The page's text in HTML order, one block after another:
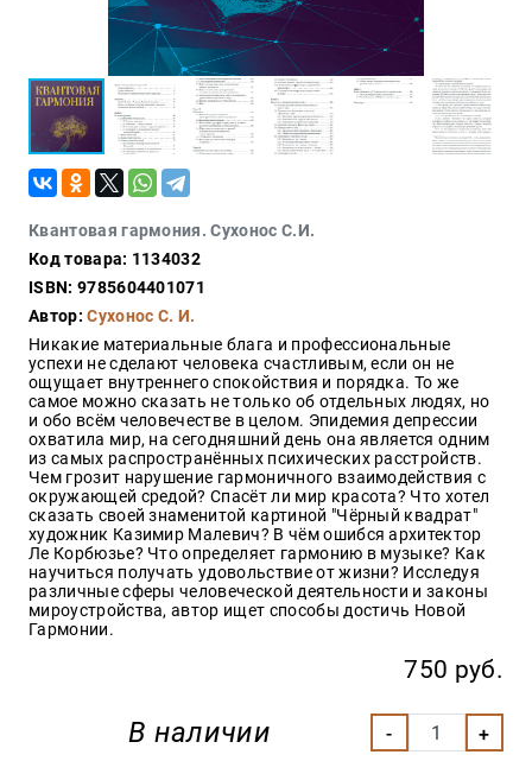
Квантовая гармония. Сухонос С.И.
Код товара: 1134032
ISBN: 9785604401071
Автор:Сухонос С. И.
Никакие материальные блага и профессиональные
успехи не сделают человека счастливым, если он не
ощущает внутреннего спокойствия и порядка. То же
самое можно сказать не только об отдельных людях, но
и обо всём человечестве в целом. Эпидемия депрессии
охватила мир, на сегодняшний день она является одним
из самых распространённых психических расстройств.
Чем грозит нарушение гармоничного взаимодействия с
окружающей средой? Спасёт ли мир красота? Что хотел
сказать своей знаменитой картиной "Чёрный квадрат"
художник Казимир Малевич? В чём ошибся архитектор
Ле Корбюзье? Что определяет гармонию в музыке? Как
научиться получать удовольствие от жизни? Исследуя
различные сферы человеческой деятельности и законы
мироустройства, автор ищет способы достичь Новой
Гармонии.
750 руб.
В наличии
Конспирология
Политика
Религия
Туризм
Разное
гастрономия,
кулинария
Красота
и
здоровье
Оптовикам
Авторам
Контакты
Мероприятия
+7(499)